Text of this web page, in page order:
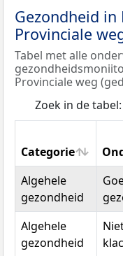
Gezondheid
Provinciale
Tabel met alle
Provinciale weg
Zoek in de tabel:
Categorie
Categorie
Algehele
gezondheid
Algehele
gezondheid